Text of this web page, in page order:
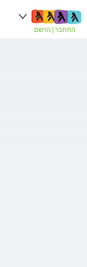
התחבר הרשם